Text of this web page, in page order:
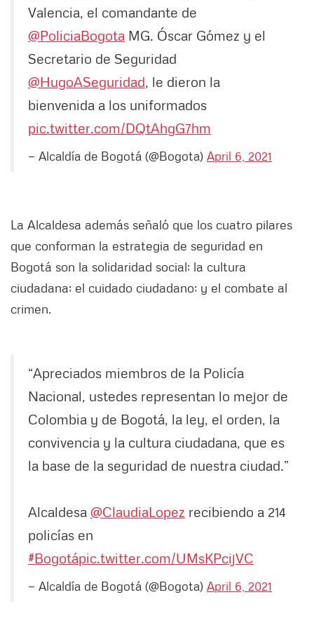
Valencia, el comandante de
@PoliciaBogota MG. Óscar Gómez y el
Secretario de Seguridad
@HugoASeguridad , le dieron la
bienvenida a los uniformados
pic.twitter.com/DQtAhgG7hm
— Alcaldía de Bogotá (@Bogota) April 6, 2021
La Alcaldesa además señaló que los cuatro pilares
que conforman la estrategia de seguridad en
Bogotá son la solidaridad social; la cultura
ciudadana; el cuidado ciudadano; y el combate al
crimen.
“Apreciados miembros de la Policía
Nacional, ustedes representan lo mejor de
Colombia y de Bogotá, la ley, el orden, la
convivencia y la cultura ciudadana, que es
la base de la seguridad de nuestra ciudad.”
Alcaldesa @ClaudiaLopez recibiendo a 214
policías en
#Bogotápic.twitter.com/UMsKPcijVC
— Alcaldía de Bogotá (@Bogota) April 6, 2021